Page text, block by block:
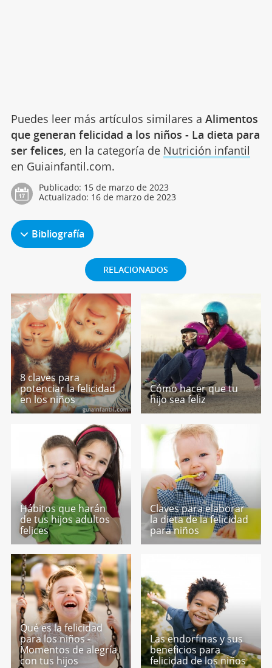
Puedes leer más artículos similares a Alimentos
que generan felicidad a los niños - La dieta para
ser felices, en la categoría de Nutrición infantil
en Guiainfantil.com.
Publicado: 15 de marzo de 2023
Actualizado: 16 de marzo de 2023
Bibliografía
RELACIONADOS
8 claves para
potenciar la felicidad
en los niños
Cómo hacer que tu
hijo sea feliz
Hábitos que harán
de tus hijos adultos
felices
Claves para elaborar
la dieta de la felicidad
para niños
Qué es la felicidad
para los niños -
Momentos de alegría
con tus hijos
Las endorfinas y sus
beneficios para
felicidad de los niños